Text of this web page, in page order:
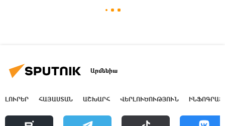
Արմենիա
ԼՈՒՐԵՐ ՀԱՅԱՍՏԱՆ ԱՇԽԱՐՀ ՎԵՐԼՈՒԾՈՒԹՅՈՒՆ